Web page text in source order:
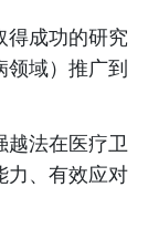
得成功的研究
领域）推广到
越法在医疗卫
力、有效应对